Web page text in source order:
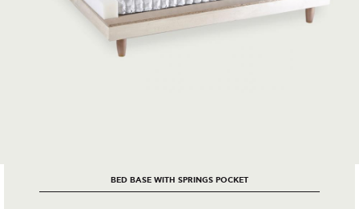
BED BASE WITH SPRINGS POCKET